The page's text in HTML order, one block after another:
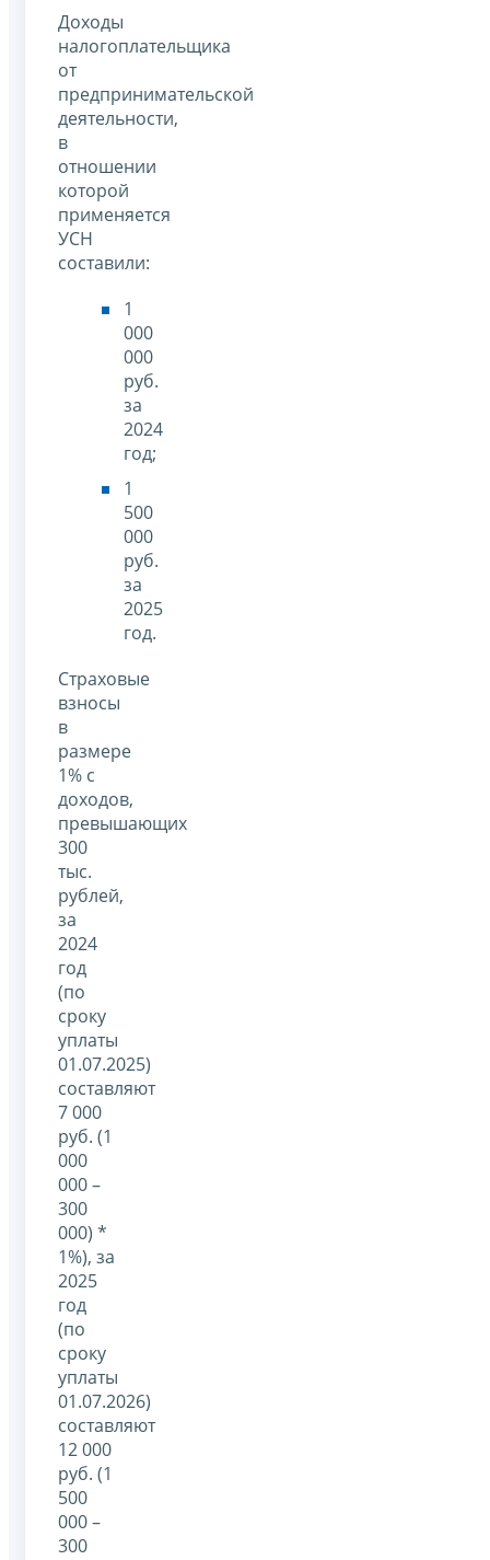
Доходы
налогоплательщика
от
предпринимательской
деятельности,
в
отношении
которой
применяется
УСН
составили:
1
000
000
руб.
за
2024
год;
1
500
000
руб.
за
2025
год.
Страховые
взносы
в
размере
1% с
доходов,
превышающих
300
тыс.
рублей,
за
2024
год
(по
сроку
уплаты
01.07.2025)
составляют
7 000
руб. (1
000
000 –
300
000) *
1%), за
2025
год
(по
сроку
уплаты
01.07.2026)
составляют
12 000
руб. (1
500
000 –
300